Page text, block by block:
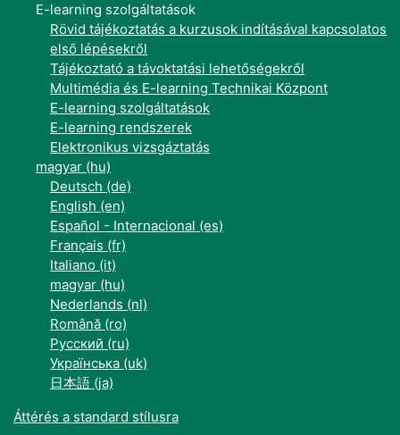
E-learning szolgáltatások
Rövid tájékoztatás a kurzusok indításával kapcsolatos
első lépésekről
Tájékoztató a távoktatási lehetőségekről
Multimédia és E-learning Technikai Központ
E-learning szolgáltatások
E-learning rendszerek
Elektronikus vizsgáztatás
magyar ‎(hu)‎
Deutsch ‎(de)‎
English ‎(en)‎
Español - Internacional ‎(es)‎
Français ‎(fr)‎
Italiano ‎(it)‎
magyar ‎(hu)‎
Nederlands ‎(nl)‎
Română ‎(ro)‎
Русский ‎(ru)‎
Українська ‎(uk)‎
日本語 ‎(ja)‎
Áttérés a standard stílusra